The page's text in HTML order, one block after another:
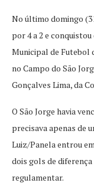
No último domingo
por 4 a 2 e
Municipal de Futebol
no Campo do São
Gonçalves Lima, da
O São Jorge havia
precisava apenas de
Luiz/Panela entrou
dois gols de
regulamentar.